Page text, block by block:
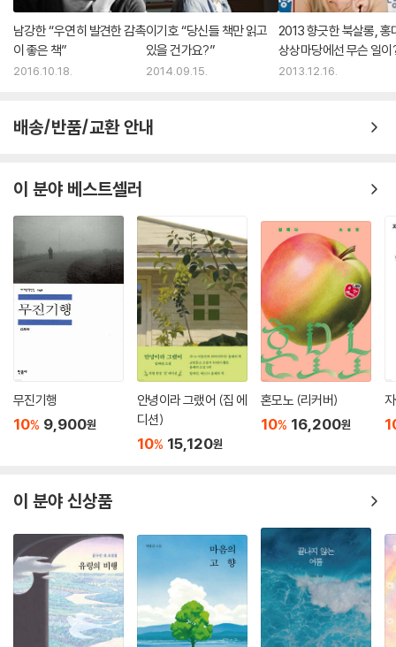
남강한 “우연히 발견한 감촉
이 좋은 책”
2016.10.18.
이기호 “당신들 책만 읽고
있을 건가요?”
2014.09.15.
2013 향긋한 북살롱, 홍
상상마당에선 무슨 일이
2013.12.16.
배송/반품/교환 안내
이 분야 베스트셀러
무진기행
10% 9,900원
안녕이라 그랬어 (집 에
디션)
10% 15,120원
혼모노 (리커버)
10% 16,200원
이 분야 신상품